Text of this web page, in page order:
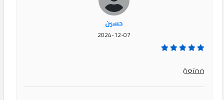
حسين
2024-12-07
ممتعة